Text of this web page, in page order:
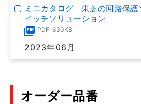
ミニカタログ 東芝の回路保護
イッチソリューション
PDF: 630KB
2023年06月
オーダー品番